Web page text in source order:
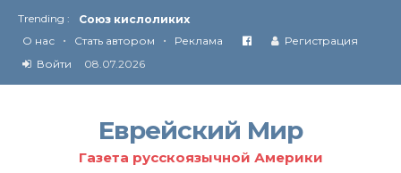
Trending :
Союз кислоликих
Соглашение США с Ираном
Технология Революции в Иране
О нас • Стать автором • Реклама
Регистрация
Войти
08.07.2026
Еврейский Мир
Газета русскоязычной Америки